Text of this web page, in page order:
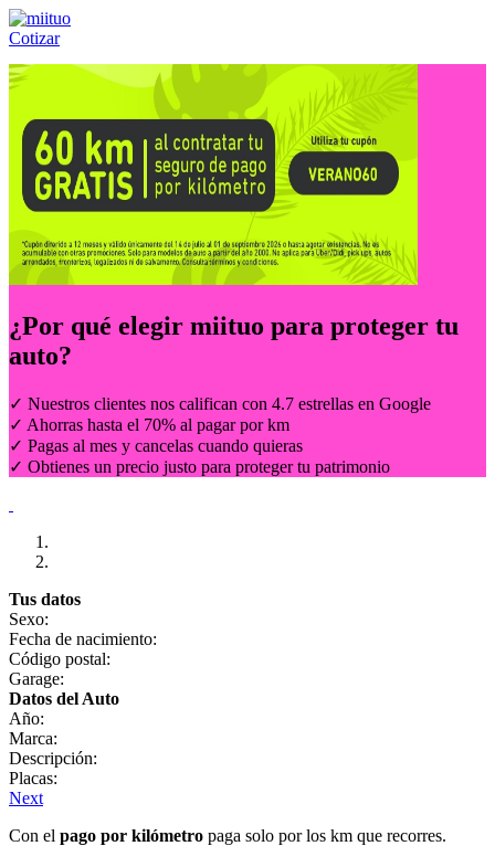
Cotizar
Llámanos al:(55) 84-21-05-00 ó
¿Por qué elegir miituo para proteger tu
auto?
✓ Nuestros clientes nos califican con 4.7 estrellas en Google
✓ Ahorras hasta el 70% al pagar por km
✓ Pagas al mes y cancelas cuando quieras
✓ Obtienes un precio justo para proteger tu patrimonio
Tus datos
Sexo:
Fecha de nacimiento:
Código postal:
Garage:
Datos del Auto
Año:
Marca:
Descripción:
Placas:
Next
Con el pago por kilómetro paga solo por los km que recorres.